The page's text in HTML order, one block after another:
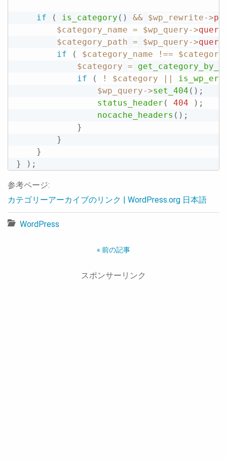
if ( is_category ( ) && $wp_rewrite->
$category_name = $wp_query->
$category_path = $wp_query->query
if
( $category_name !==
$category =
if
( ! $category ||
$wp_query->set_404 ( ) ;
status_header ( 404 ) ;
nocache_headers ( ) ;
}
}
}
}
) ;
参考ページ:
カテゴリーアーカイブのリンク | WordPress.org 日本語
WordPress
« 前の記事
スポンサーリンク